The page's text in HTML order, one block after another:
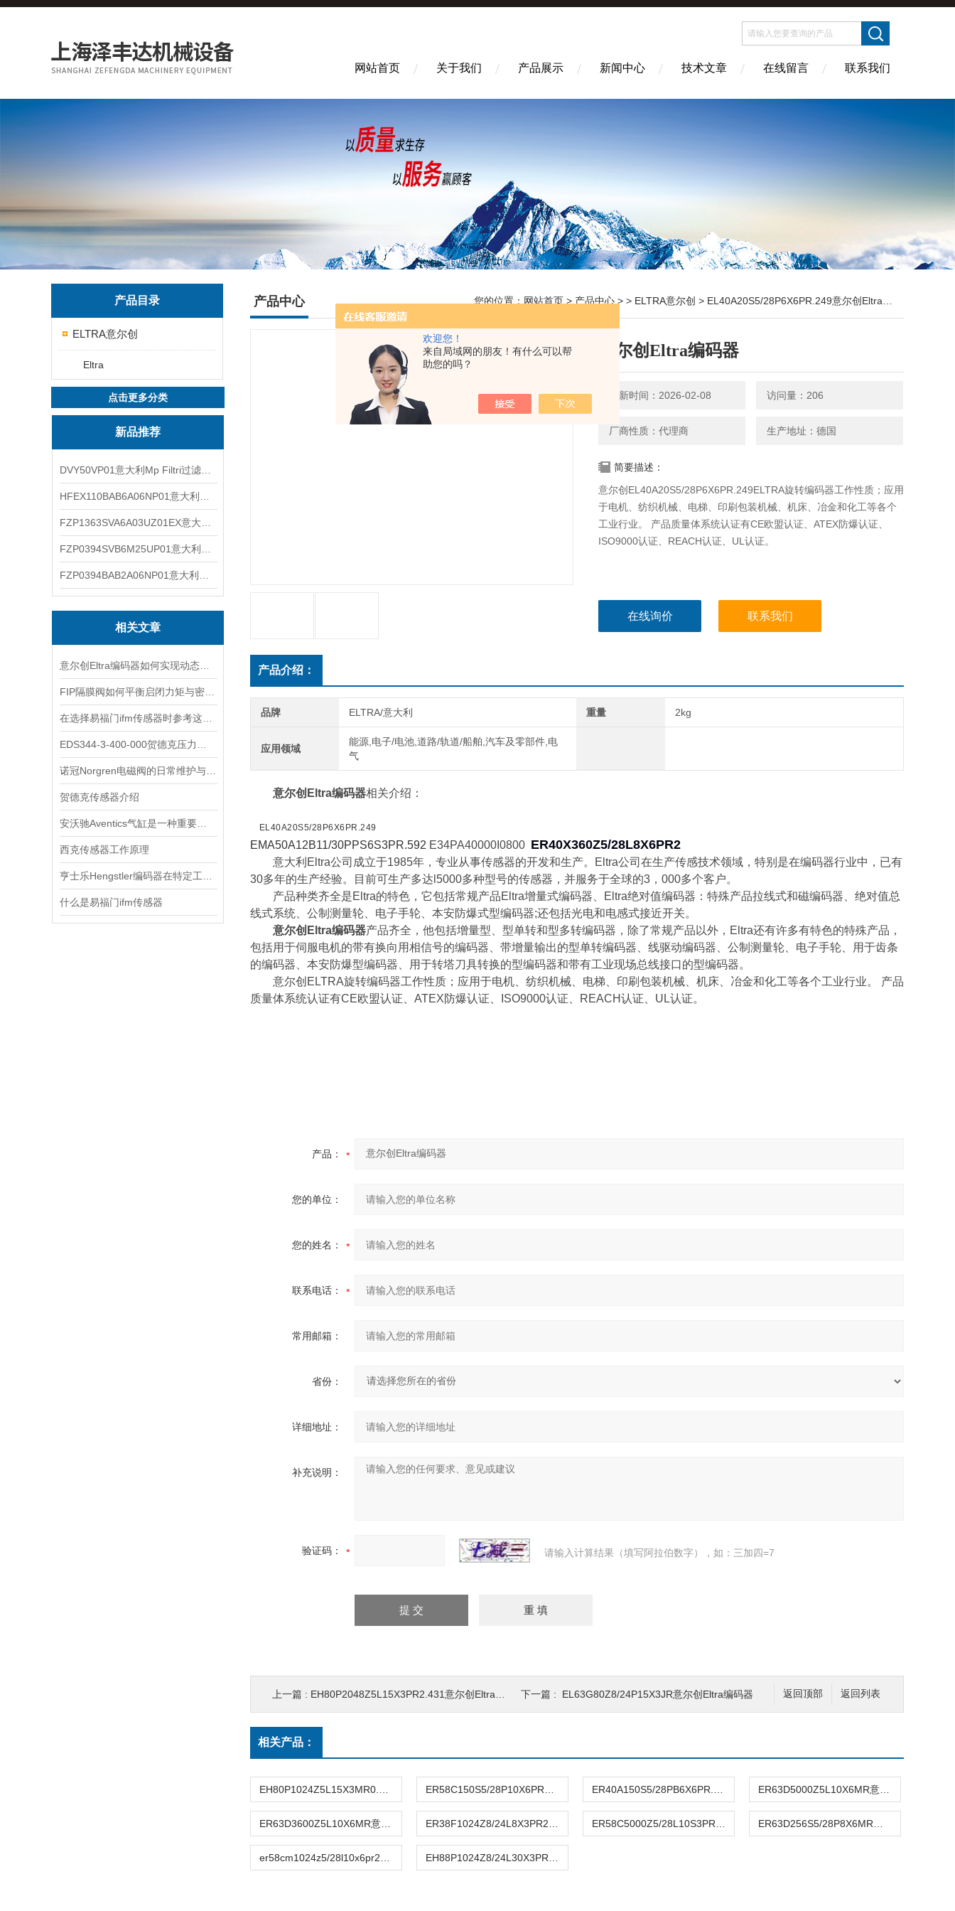
欢迎您！
来自局域网的朋友！有什么可以帮
助您的吗？
网站首页 关于我们 产品展示 新闻中心 技术文章 在线留言 联系我们
产品目录
ELTRA意尔创
Eltra
点击更多分类
新品推荐
相关文章
贺德克传感器介绍
西克传感器工作原理
什么是易福门ifm传感器
产品中心 您的位置： 网站首页 > 产品中心 > > ELTRA意尔创 > EL40A20S5/28P6X6PR.249意尔创Eltra编码器
意尔创Eltra编码器
更新时间：2026-02-08 访问量：206
厂商性质：代理商 生产地址：德国
简要描述：
意尔创EL40A20S5/28P6X6PR.249ELTRA旋转编码器工作性质；应用
于电机、纺织机械、电梯、印刷包装机械、机床、冶金和化工等各个
工业行业。 产品质量体系统认证有CE欧盟认证、ATEX防爆认证、
ISO9000认证、REACH认证、UL认证。
在线询价 联系我们
产品介绍：
品牌 ELTRA/意大利 重量 2kg
应用领域
能源,电子/电池,道路/轨道/船舶,汽车及零部件,电
气
意尔创Eltra编码器相关介绍：
EL40A20S5/28P6X6PR.249
EMA50A12B11/30PPS6S3PR.592 E34PA40000I0800 ER40X360Z5/28L8X6PR2
意大利Eltra公司成立于1985年，专业从事传感器的开发和生产。Eltra公司在生产传感技术领域，特别是在编码器行业中，已有
30多年的生产经验。目前可生产多达l5000多种型号的传感器，并服务于全球的3，000多个客户。
产品种类齐全是Eltra的特色，它包括常规产品Eltra增量式编码器、Eltra绝对值编码器：特殊产品拉线式和磁编码器、绝对值总
线式系统、公制测量轮、电子手轮、本安防爆式型编码器;还包括光电和电感式接近开关。
意尔创Eltra编码器产品齐全，他包括增量型、型单转和型多转编码器，除了常规产品以外，Eltra还有许多有特色的特殊产品，
包括用于伺服电机的带有换向用相信号的编码器、带增量输出的型单转编码器、线驱动编码器、公制测量轮、电子手轮、用于齿条
的编码器、本安防爆型编码器、用于转塔刀具转换的型编码器和带有工业现场总线接口的型编码器。
意尔创ELTRA旋转编码器工作性质；应用于电机、纺织机械、电梯、印刷包装机械、机床、冶金和化工等各个工业行业。 产品
质量体系统认证有CE欧盟认证、ATEX防爆认证、ISO9000认证、REACH认证、UL认证。
产品：
您的单位：
您的姓名：
联系电话：
常用邮箱：
省份：
详细地址：
补充说明：
验证码： 请输入计算结果（填写阿拉伯数字），如：三加四=7
返回列表
返回顶部
上一篇 : EH80P2048Z5L15X3PR2.431意尔创Eltra编码器 下一篇 : EL63G80Z8/24P15X3JR意尔创Eltra编码器
相关产品：